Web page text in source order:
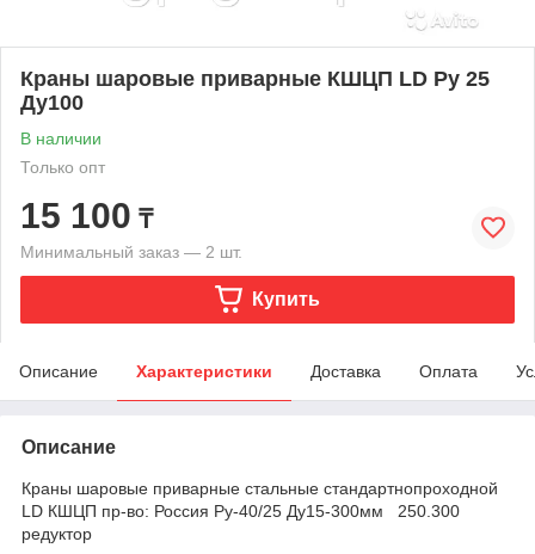
Краны шаровые приварные КШЦП LD Ру 25
Ду100
В наличии
Только опт
15 100 ₸
Минимальный заказ — 2 шт.
Купить
Описание Характеристики Доставка Оплата
Описание
Краны шаровые приварные стальные стандартнопроходной
LD КШЦП пр-во: Россия Ру-40/25 Ду15-300мм 250.300
редуктор